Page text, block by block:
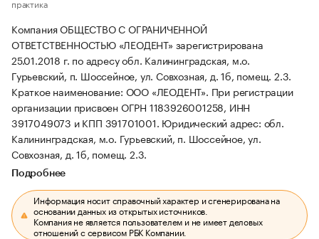
практика
Компания ОБЩЕСТВО С ОГРАНИЧЕННОЙ
ОТВЕТСТВЕННОСТЬЮ «ЛЕОДЕНТ» зарегистрирована
25.01.2018 г. по адресу обл. Калининградская, м.о.
Гурьевский, п. Шоссейное, ул. Совхозная, д. 1б, помещ. 2.3.
Краткое наименование: ООО «ЛЕОДЕНТ». При регистрации
организации присвоен ОГРН 1183926001258, ИНН
3917049073 и КПП 391701001. Юридический адрес: обл.
Калининградская, м.о. Гурьевский, п. Шоссейное, ул.
Совхозная, д. 1б, помещ. 2.3.
Подробнее
Информация носит справочный характер и сгенерирована на
основании данных из открытых источников.
Компания не является пользователем и не имеет деловых
отношений с сервисом РБК Компании.